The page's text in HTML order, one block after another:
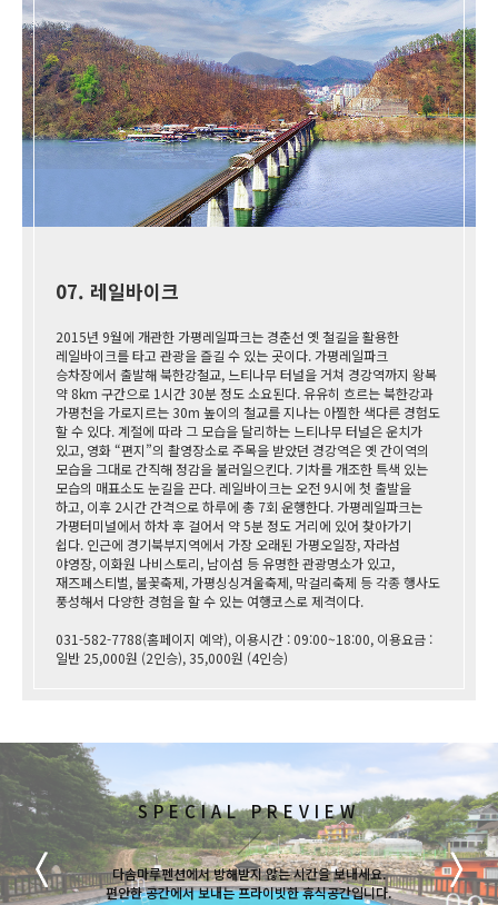
07. 레일바이크
2015년 9월에 개관한 가평레일파크는 경춘선 옛 철길을 활용한
레일바이크를 타고 관광을 즐길 수 있는 곳이다. 가평레일파크
승차장에서 출발해 북한강철교, 느티나무 터널을 거쳐 경강역까지 왕복
약 8km 구간으로 1시간 30분 정도 소요된다. 유유히 흐르는 북한강과
가평천을 가로지르는 30m 높이의 철교를 지나는 아찔한 색다른 경험도
할 수 있다. 계절에 따라 그 모습을 달리하는 느티나무 터널은 운치가
있고, 영화 “편지”의 촬영장소로 주목을 받았던 경강역은 옛 간이역의
모습을 그대로 간직해 정감을 불러일으킨다. 기차를 개조한 특색 있는
모습의 매표소도 눈길을 끈다. 레일바이크는 오전 9시에 첫 출발을
하고, 이후 2시간 간격으로 하루에 총 7회 운행한다. 가평레일파크는
가평터미널에서 하차 후 걸어서 약 5분 정도 거리에 있어 찾아가기
쉽다. 인근에 경기북부지역에서 가장 오래된 가평오일장, 자라섬
야영장, 이화원 나비스토리, 남이섬 등 유명한 관광명소가 있고,
재즈페스티벌, 불꽃축제, 가평싱싱겨울축제, 막걸리축제 등 각종 행사도
풍성해서 다양한 경험을 할 수 있는 여행코스로 제격이다.
031-582-7788(홈페이지 예약), 이용시간 : 09:00~18:00, 이용요금 :
일반 25,000원 (2인승), 35,000원 (4인승)
LANDSCAPE
다솜마루펜션에서 방해받지 않는 시간을 보내세요.
편안한 공간에서 보내는 프라이빗한 휴식공간입니다.
ROOM PREVIEW
다솜마루펜션에서 방해받지 않는 시간을 보내세요.
편안한 공간에서 보내는 프라이빗한 휴식공간입니다.
SPECIAL PREVIEW
다솜마루펜션에서 방해받지 않는 시간을 보내세요.
편안한 공간에서 보내는 프라이빗한 휴식공간입니다.